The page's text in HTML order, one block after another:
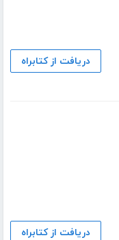
دریافت از کتابراه
دریافت از کتابراه